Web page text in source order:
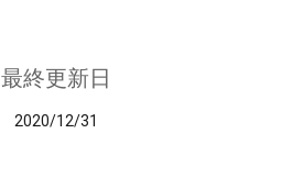
最終更新日
2020/12/31